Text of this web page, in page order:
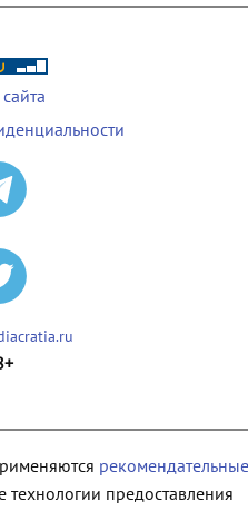
рекомендательные
предоставления